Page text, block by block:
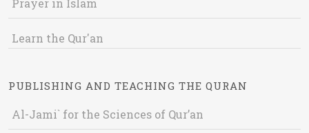
Prayer in Islam
Learn the Qur'an
PUBLISHING AND TEACHING THE QURAN
Al-Jami` for the Sciences of Qur’an